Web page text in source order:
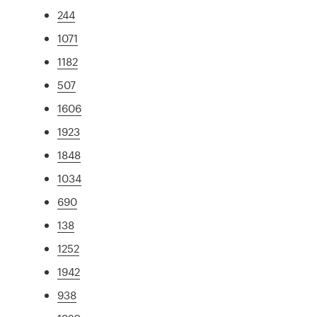
244
1071
1182
507
1606
1923
1848
1034
690
138
1252
1942
938